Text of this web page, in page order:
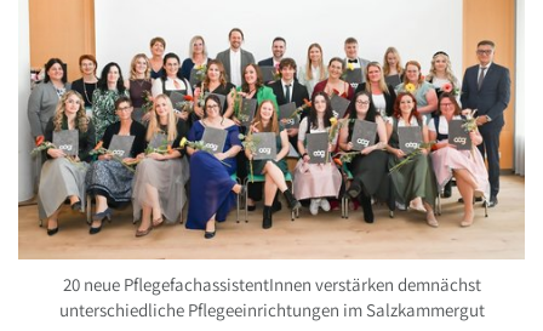
20 neue PflegefachassistentInnen verstärken demnächst
unterschiedliche Pflegeeinrichtungen im Salzkammergut